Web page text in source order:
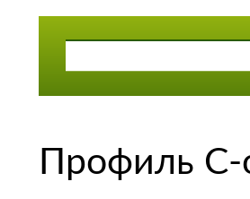
Профиль С-